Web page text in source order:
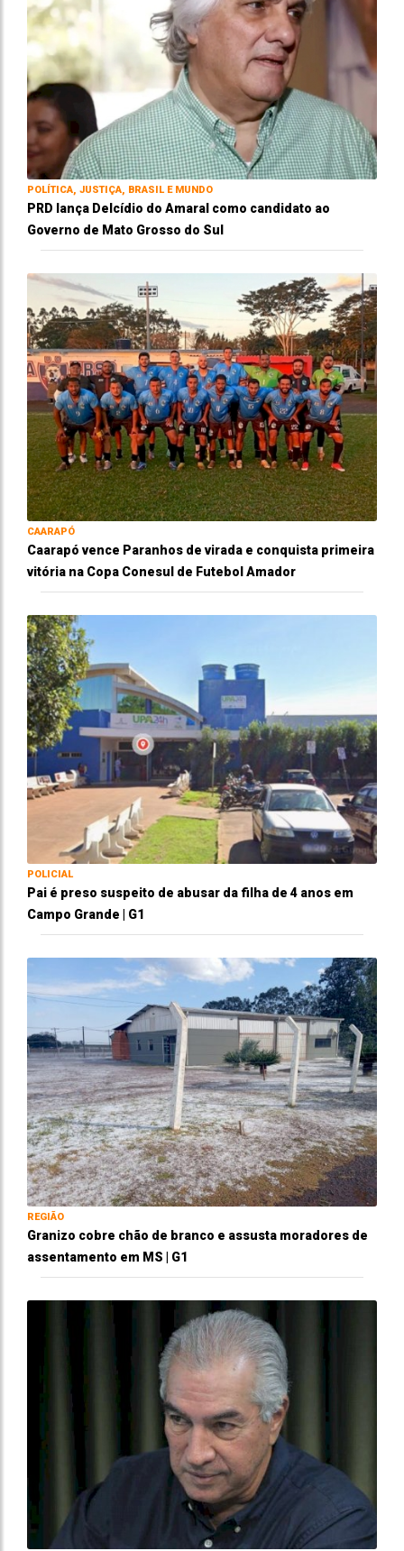
POLÍTICA, JUSTIÇA, BRASIL E MUNDO
PRD lança Delcídio do Amaral como candidato ao
Governo de Mato Grosso do Sul
CAARAPÓ
Caarapó vence Paranhos de virada e conquista primeira
vitória na Copa Conesul de Futebol Amador
POLICIAL
Pai é preso suspeito de abusar da filha de 4 anos em
Campo Grande | G1
REGIÃO
Granizo cobre chão de branco e assusta moradores de
assentamento em MS | G1